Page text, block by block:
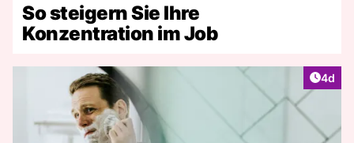
So steigern Sie Ihre
Konzentration im Job
4d